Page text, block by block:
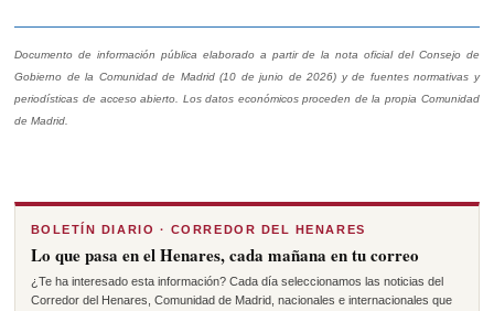
Documento de información pública elaborado a partir de la nota oficial del Consejo de
Gobierno de la Comunidad de Madrid (10 de junio de 2026) y de fuentes normativas y
periodísticas de acceso abierto. Los datos económicos proceden de la propia Comunidad
de Madrid.
BOLETÍN DIARIO · CORREDOR DEL HENARES
Lo que pasa en el Henares, cada mañana en tu correo
¿Te ha interesado esta información? Cada día seleccionamos las noticias del
Corredor del Henares, Comunidad de Madrid, nacionales e internacionales que